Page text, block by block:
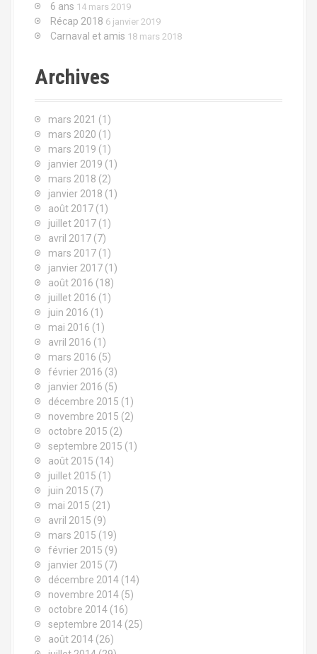
o
u
r
6 ans 14 mars 2019
Récap 2018 6 janvier 2019
Carnaval et amis 18 mars 2018
Archives
mars 2021 (1)
mars 2020 (1)
mars 2019 (1)
janvier 2019 (1)
mars 2018 (2)
janvier 2018 (1)
août 2017 (1)
juillet 2017 (1)
avril 2017 (7)
mars 2017 (1)
janvier 2017 (1)
août 2016 (18)
juillet 2016 (1)
juin 2016 (1)
mai 2016 (1)
avril 2016 (1)
mars 2016 (5)
février 2016 (3)
janvier 2016 (5)
décembre 2015 (1)
novembre 2015 (2)
octobre 2015 (2)
septembre 2015 (1)
août 2015 (14)
juillet 2015 (1)
juin 2015 (7)
mai 2015 (21)
avril 2015 (9)
mars 2015 (19)
février 2015 (9)
janvier 2015 (7)
décembre 2014 (14)
novembre 2014 (5)
octobre 2014 (16)
septembre 2014 (25)
août 2014 (26)